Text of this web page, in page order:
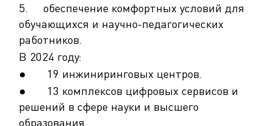
5. обеспечение комфортных условий для
обучающихся и научно-педагогических
работников.
В 2024 году:
● 19 инжиниринговых центров.
● 13 комплексов цифровых сервисов и
решений в сфере науки и высшего
образования.